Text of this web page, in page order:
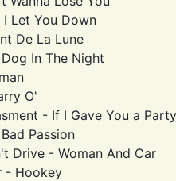
I Let You Down
De La Lune
In The Night
O'
- If I Gave You a Party
Passion
Drive - Woman And Car
- Hookey